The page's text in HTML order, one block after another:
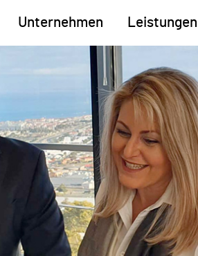
Unternehmen Leistungen